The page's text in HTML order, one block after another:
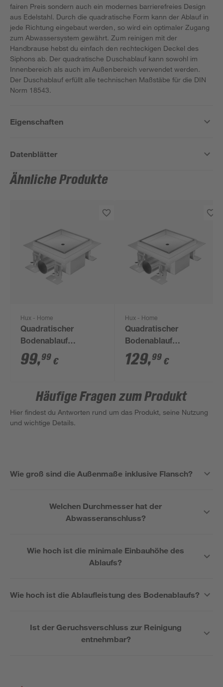
fairen Preis sondern auch ein modernes barrierefreies Design
aus Edelstahl. Durch die quadratische Form kann der Ablauf in
jede Richtung eingebaut werden, so wird ein optimaler Zugang
zum Abwassersystem gewährt. Zum reinigen mit der
Handbrause hebst du einfach den rechteckigen Deckel des
Siphons ab. Der quadratische Duschablauf kann sowohl im
Innenbereich als auch im Außenbereich verwendet werden.
Der Duschablauf erfüllt alle technischen Maßstäbe für die DIN
Norm 18543.
Eigenschaften
Datenblätter
Ähnliche Produkte
Hux - Home
Quadratischer
Bodenablauf
befliesbar 15 x 15 cm
99,99 €
Hux - Home
Quadratischer
Bodenablauf
befliesbar 20 x 20 cm
129,99 €
Häufige Fragen zum Produkt
Hier findest du Antworten rund um das Produkt, seine Nutzung
und wichtige Details.
Wie groß sind die Außenmaße inklusive Flansch?
Welchen Durchmesser hat der
Abwasseranschluss?
Wie hoch ist die minimale Einbauhöhe des
Ablaufs?
Wie hoch ist die Ablaufleistung des Bodenablaufs?
Ist der Geruchsverschluss zur Reinigung
entnehmbar?